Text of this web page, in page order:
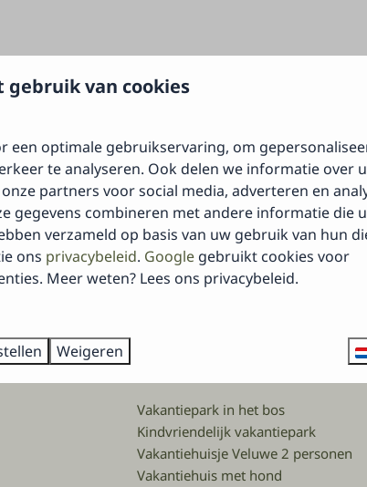
Inschrijven
Beveiligd door
Vakantiepark in het bos
Kindvriendelijk vakantiepark
Vakantiehuisje Veluwe 2 personen
Vakantiehuis met hond
gebruik van cookies
een optimale gebruikservaring, om
te analyseren. Ook delen we informatie over
partners voor social media, adverteren en
gegevens combineren met andere informatie die
verzameld op basis van uw gebruik van hun
ons privacybeleid. Google gebruikt cookies voor
Meer weten? Lees ons privacybeleid.
Weigeren